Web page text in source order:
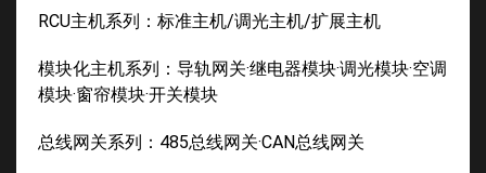
RCU主机系列：标准主机/调光主机/扩展主机
模块化主机系列：导轨网关·继电器模块·调光模块·空调
模块·窗帘模块·开关模块
总线网关系列：485总线网关·CAN总线网关